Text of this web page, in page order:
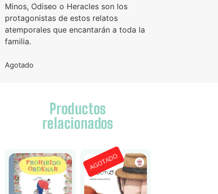
Minos, Odiseo o Heracles son los
protagonistas de estos relatos
atemporales que encantarán a toda la
familia.
Agotado
Productos
relacionados
AGOTADO